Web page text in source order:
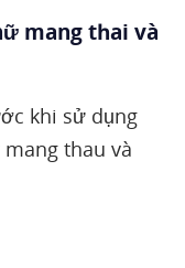
mang thai và
khi sử dụng
thau và